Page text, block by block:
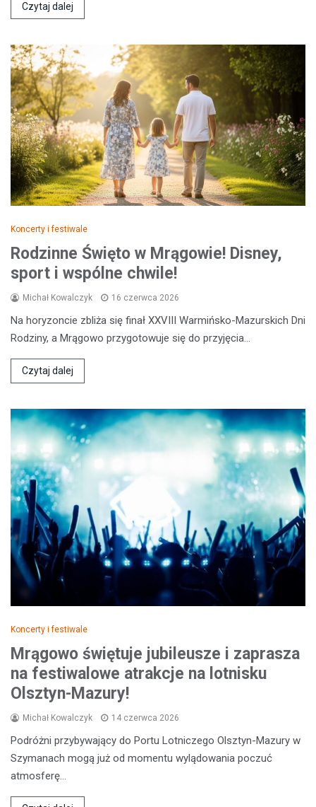
Czytaj dalej
Koncerty i festiwale
Rodzinne Święto w Mrągowie! Disney,
sport i wspólne chwile!
Michał Kowalczyk 16 czerwca 2026
Na horyzoncie zbliża się finał XXVIII Warmińsko-Mazurskich Dni
Rodziny, a Mrągowo przygotowuje się do przyjęcia…
Czytaj dalej
Koncerty i festiwale
Mrągowo świętuje jubileusze i zaprasza
na festiwalowe atrakcje na lotnisku
Olsztyn-Mazury!
Michał Kowalczyk 14 czerwca 2026
Podróżni przybywający do Portu Lotniczego Olsztyn-Mazury w
Szymanach mogą już od momentu wylądowania poczuć
atmosferę…